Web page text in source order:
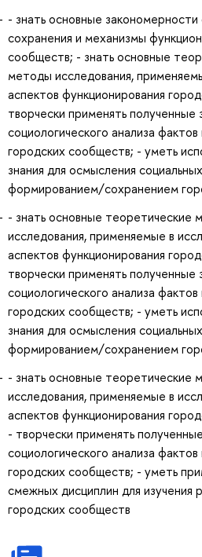
- знать основные
сохранения и механизмы
сообществ; - знать основные
методы исследования,
аспектов функционирования
творчески применять полученные
социологического анализа
городских сообществ; - уметь
знания для осмысления
формированием/сохранением
- знать основные теоретические
исследования, применяемые в
аспектов функционирования
творчески применять полученные
социологического анализа
городских сообществ; - уметь
знания для осмысления
формированием/сохранением
- знать основные теоретические
исследования, применяемые в
аспектов функционирования
- творчески применять
социологического анализа
городских сообществ; - уметь
смежных дисциплин для изучения
городских сообществ